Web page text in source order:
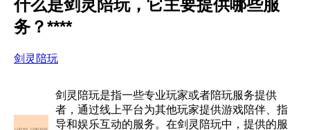
什么是剑灵陪玩，它主要提供哪些服
务？****
剑灵陪玩
剑灵陪玩是指一些专业玩家或者陪玩服务提供
者，通过线上平台为其他玩家提供游戏陪伴、指
导和娱乐互动的服务。在剑灵陪玩中，提供的服